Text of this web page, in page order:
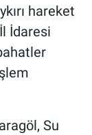
hareket
İdaresi
Su